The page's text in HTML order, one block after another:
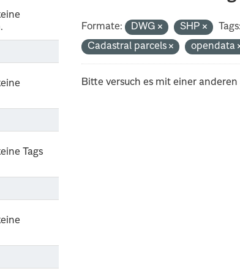
Tags
Formate: DWG SHP Tags:
Cadastral parcels
opendata
Bitte versuch es mit einer anderen